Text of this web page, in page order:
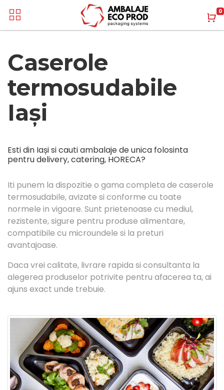
0
Caserole
termosudabile
Iași
Esti din Iași si cauti ambalaje de unica folosinta
pentru delivery, catering, HORECA?
Iti punem la dispozitie o gama completa de caserole
termosudabile, avizate si conforme cu toate
normele in vigoare. Sunt prietenoase cu mediul,
rezistente, sigure pentru produse alimentare,
compatibile cu microundele si la preturi
avantajoase.
Daca vrei calitate, livrare rapida si consultanta la
alegerea produselor potrivite pentru afacerea ta, ai
ajuns exact unde trebuie.